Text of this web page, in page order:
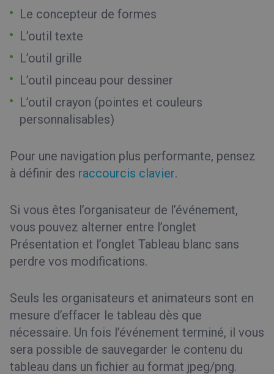
Le concepteur de formes
L’outil texte
L’outil grille
L’outil pinceau pour dessiner
L’outil crayon (pointes et couleurs
personnalisables)
Pour une navigation plus performante, pensez
à définir des raccourcis clavier.
Si vous êtes l’organisateur de l’événement,
vous pouvez alterner entre l’onglet
Présentation et l’onglet Tableau blanc sans
perdre vos modifications.
Seuls les organisateurs et animateurs sont en
mesure d’effacer le tableau dès que
nécessaire. Un fois l’événement terminé, il vous
sera possible de sauvegarder le contenu du
tableau dans un fichier au format jpeg/png.